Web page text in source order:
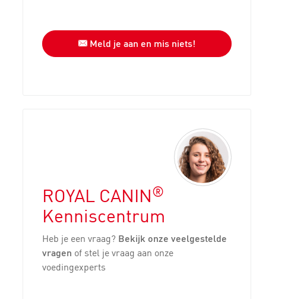
Meld je aan en mis niets!
ROYAL CANIN®
Kenniscentrum
Heb je een vraag? Bekijk onze veelgestelde
vragen of stel je vraag aan onze
voedingexperts